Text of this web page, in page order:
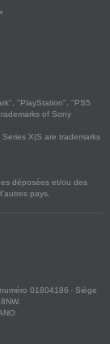
"PlayStation", "PS5
of Sony
X|S are trademarks
déposées et/ou des
pays.
01804186 - Siège